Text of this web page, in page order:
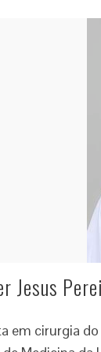
Jesus
em cirurgia